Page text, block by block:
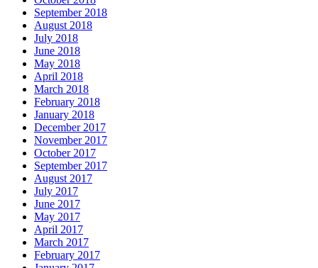
September 2018
August 2018
July 2018
June 2018
May 2018
April 2018
March 2018
February 2018
January 2018
December 2017
November 2017
October 2017
September 2017
August 2017
July 2017
June 2017
May 2017
April 2017
March 2017
February 2017